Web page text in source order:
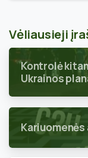
Vėliausieji
Kontrolė
Ukrainos